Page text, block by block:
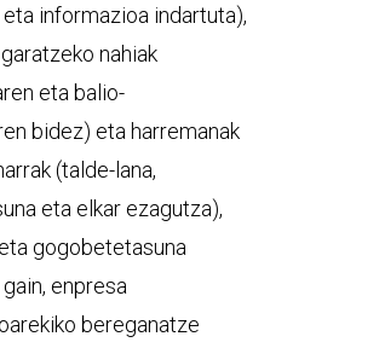
informazioa indartuta),
nahiak
eta balio-
bidez) eta harremanak
(talde-lana,
eta elkar ezagutza),
gogobetetasuna
enpresa
bereganatze